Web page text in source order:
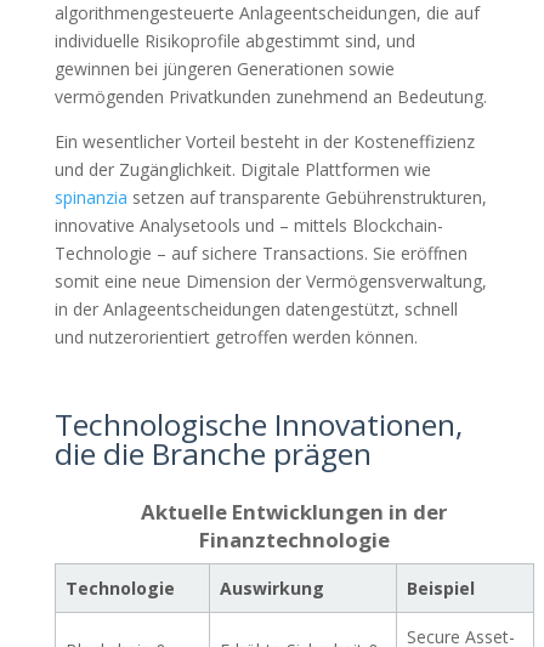
algorithmengesteuerte Anlageentscheidungen, die auf
individuelle Risikoprofile abgestimmt sind, und
gewinnen bei jüngeren Generationen sowie
vermögenden Privatkunden zunehmend an Bedeutung.
Ein wesentlicher Vorteil besteht in der Kosteneffizienz
und der Zugänglichkeit. Digitale Plattformen wie
spinanzia setzen auf transparente Gebührenstrukturen,
innovative Analysetools und – mittels Blockchain-
Technologie – auf sichere Transactions. Sie eröffnen
somit eine neue Dimension der Vermögensverwaltung,
in der Anlageentscheidungen datengestützt, schnell
und nutzerorientiert getroffen werden können.
Technologische Innovationen,
die die Branche prägen
Aktuelle Entwicklungen in der
Finanztechnologie
Technologie Auswirkung Beispiel
Secure Asset-